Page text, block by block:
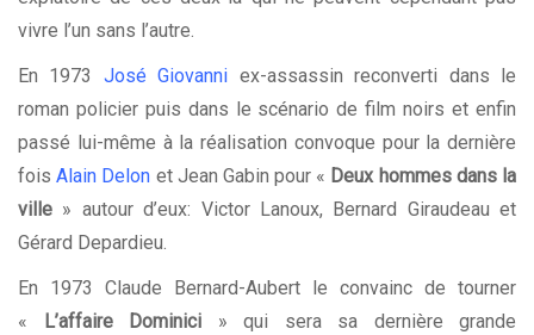
vivre l’un sans l’autre.
En 1973 José Giovanni ex-assassin reconverti dans le
roman policier puis dans le scénario de film noirs et enfin
passé lui-même à la réalisation convoque pour la dernière
foisAlain Delon et Jean Gabin pour « Deux hommes dans la
ville » autour d’eux: Victor Lanoux, Bernard Giraudeau et
Gérard Depardieu.
En 1973 Claude Bernard-Aubert le convainc de tourner
«
L’affaire Dominici » qui sera sa dernière grande